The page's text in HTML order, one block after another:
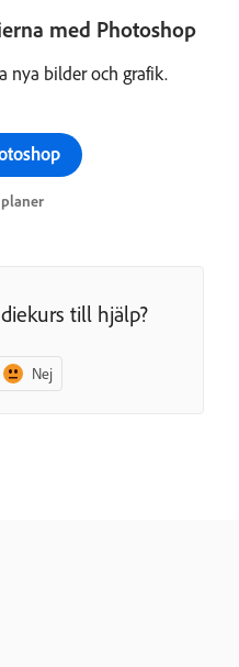
med Photoshop
nya bilder och grafik.
till hjälp?
Nej